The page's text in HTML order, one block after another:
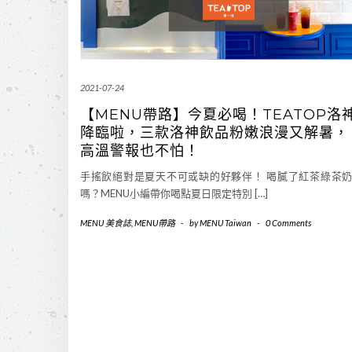
2021-07-24
【MENU帶路】今夏必喝！TEATOP洛
降臨啦，三款洛神飲品粉嫩浪漫又解暑，
高溫警報也不怕！
手搖飲絕對是夏天不可或缺的好夥伴！ 喝膩了紅茶綠茶
嗎？MENU小編帶你喝點夏日限定特別 […]
MENU 美食誌,MENU帶路 - byMENU Taiwan - 0 Comments